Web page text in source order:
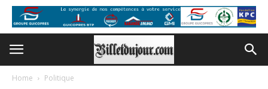
Home Politique